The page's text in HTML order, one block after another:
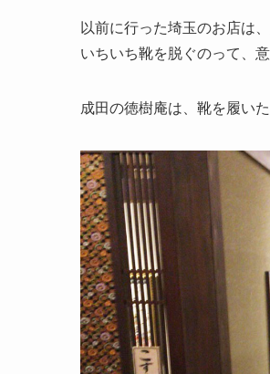
以前に行った埼玉のお店は
いちいち靴を脱ぐのって、
成田の徳樹庵は、靴を履い